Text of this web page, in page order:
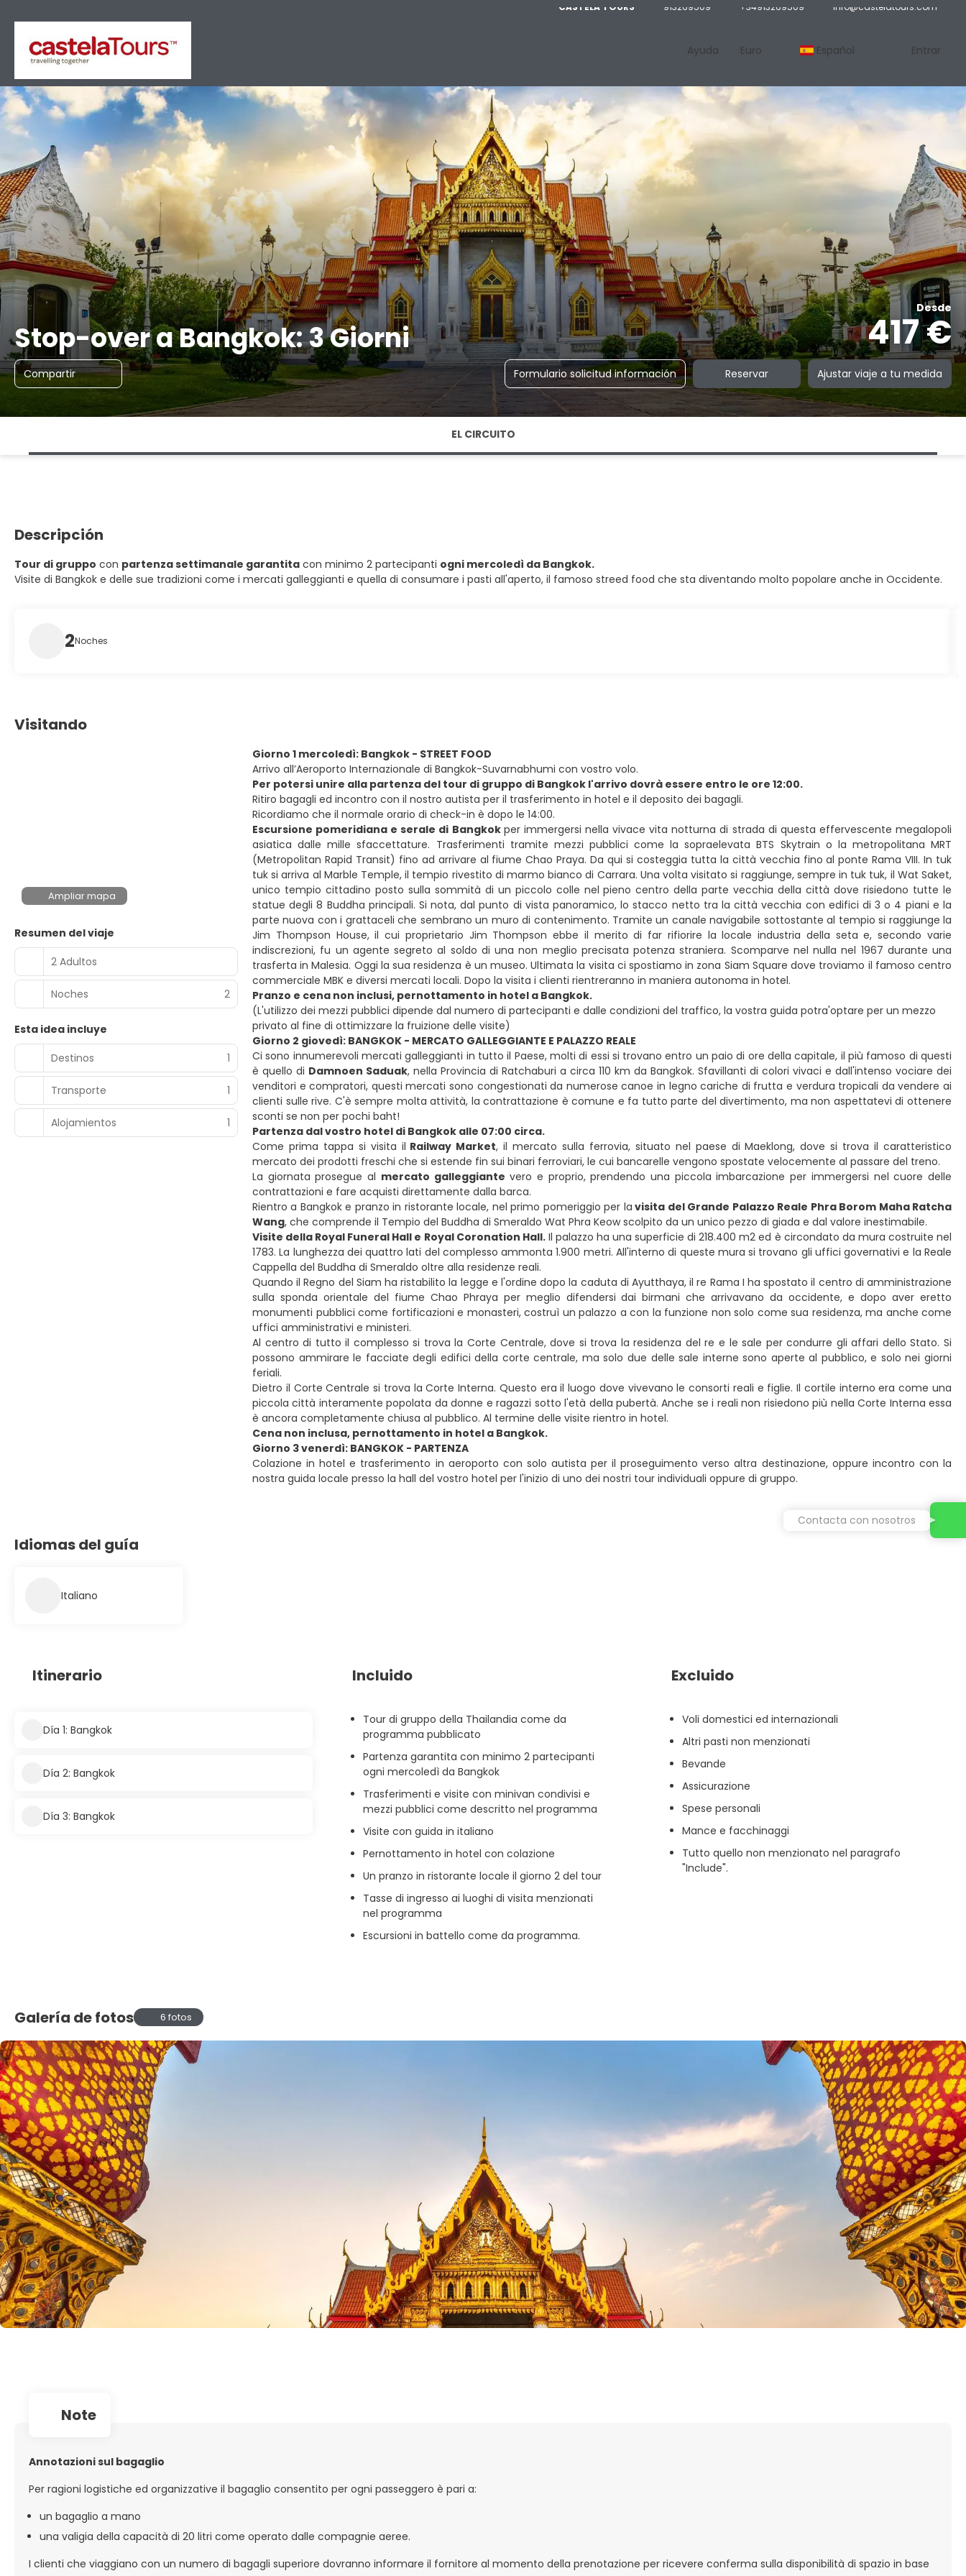
CASTELA TOURS 913269509 +34913269509 info@castelatours.com
Ayuda Euro Español Entrar
Stop-over a Bangkok: 3 Giorni
Desde
417 €
Compartir Formulario solicitud información Reservar Ajustar viaje a tu medida
EL CIRCUITO
Descripción
Tour di gruppo con partenza settimanale garantita con minimo 2 partecipanti ogni mercoledì da Bangkok.
Visite di Bangkok e delle sue tradizioni come i mercati galleggianti e quella di consumare i pasti all'aperto, il famoso streed food che sta diventando molto popolare anche in Occidente.
2Noches
Visitando
Ampliar mapa
Resumen del viaje
2 Adultos
Noches 2
Esta idea incluye
Destinos
1
Transporte 1
Alojamientos 1
Giorno 1 mercoledì: Bangkok - STREET FOOD
Arrivo all’Aeroporto Internazionale di Bangkok-Suvarnabhumi con vostro volo.
Per potersi unire alla partenza del tour di gruppo di Bangkok l'arrivo dovrà essere entro le ore 12:00.
Ritiro bagagli ed incontro con il nostro autista per il trasferimento in hotel e il deposito dei bagagli.
Ricordiamo che il normale orario di check-in è dopo le 14:00.
Escursione pomeridiana e serale di Bangkok per immergersi nella vivace vita notturna di strada di questa effervescente megalopoli
asiatica dalle mille sfaccettature. Trasferimenti tramite mezzi pubblici come la sopraelevata BTS Skytrain o la metropolitana MRT
(Metropolitan Rapid Transit) fino ad arrivare al fiume Chao Praya. Da qui si costeggia tutta la città vecchia fino al ponte Rama VIII. In tuk
tuk si arriva al Marble Temple, il tempio rivestito di marmo bianco di Carrara. Una volta visitato si raggiunge, sempre in tuk tuk, il Wat Saket,
unico tempio cittadino posto sulla sommità di un piccolo colle nel pieno centro della parte vecchia della città dove risiedono tutte le
statue degli 8 Buddha principali. Si nota, dal punto di vista panoramico, lo stacco netto tra la città vecchia con edifici di 3 o 4 piani e la
parte nuova con i grattaceli che sembrano un muro di contenimento. Tramite un canale navigabile sottostante al tempio si raggiunge la
Jim Thompson House, il cui proprietario Jim Thompson ebbe il merito di far rifiorire la locale industria della seta e, secondo varie
indiscrezioni, fu un agente segreto al soldo di una non meglio precisata potenza straniera. Scomparve nel nulla nel 1967 durante una
trasferta in Malesia. Oggi la sua residenza è un museo. Ultimata la visita ci spostiamo in zona Siam Square dove troviamo il famoso centro
commerciale MBK e diversi mercati locali. Dopo la visita i clienti rientreranno in maniera autonoma in hotel.
Pranzo e cena non inclusi, pernottamento in hotel a Bangkok.
(L'utilizzo dei mezzi pubblici dipende dal numero di partecipanti e dalle condizioni del traffico, la vostra guida potra'optare per un mezzo
privato al fine di ottimizzare la fruizione delle visite)
Giorno 2 giovedì: BANGKOK - MERCATO GALLEGGIANTE E PALAZZO REALE
Ci sono innumerevoli mercati galleggianti in tutto il Paese, molti di essi si trovano entro un paio di ore della capitale, il più famoso di questi
è quello di Damnoen Saduak, nella Provincia di Ratchaburi a circa 110 km da Bangkok. Sfavillanti di colori vivaci e dall'intenso vociare dei
venditori e compratori, questi mercati sono congestionati da numerose canoe in legno cariche di frutta e verdura tropicali da vendere ai
clienti sulle rive. C'è sempre molta attività, la contrattazione è comune e fa tutto parte del divertimento, ma non aspettatevi di ottenere
sconti se non per pochi baht!
Partenza dal vostro hotel di Bangkok alle 07:00 circa.
Come prima tappa si visita il Railway Market, il mercato sulla ferrovia, situato nel paese di Maeklong, dove si trova il caratteristico
mercato dei prodotti freschi che si estende fin sui binari ferroviari, le cui bancarelle vengono spostate velocemente al passare del treno.
La giornata prosegue al mercato galleggiante vero e proprio, prendendo una piccola imbarcazione per immergersi nel cuore delle
contrattazioni e fare acquisti direttamente dalla barca.
Rientro a Bangkok e pranzo in ristorante locale, nel primo pomeriggio per la visita del Grande Palazzo Reale Phra Borom Maha Ratcha
Wang, che comprende il Tempio del Buddha di Smeraldo Wat Phra Keow scolpito da un unico pezzo di giada e dal valore inestimabile.
Visite della Royal Funeral Hall e Royal Coronation Hall.Il palazzo ha una superficie di 218.400 m2 ed è circondato da mura costruite nel
1783. La lunghezza dei quattro lati del complesso ammonta 1.900 metri. All'interno di queste mura si trovano gli uffici governativi e la Reale
Cappella del Buddha di Smeraldo oltre alla residenze reali.
Quando il Regno del Siam ha ristabilito la legge e l'ordine dopo la caduta di Ayutthaya, il re Rama I ha spostato il centro di amministrazione
sulla sponda orientale del fiume Chao Phraya per meglio difendersi dai birmani che arrivavano da occidente, e dopo aver eretto
monumenti pubblici come fortificazioni e monasteri, costruì un palazzo a con la funzione non solo come sua residenza, ma anche come
uffici amministrativi e ministeri.
Al centro di tutto il complesso si trova la Corte Centrale, dove si trova la residenza del re e le sale per condurre gli affari dello Stato. Si
possono ammirare le facciate degli edifici della corte centrale, ma solo due delle sale interne sono aperte al pubblico, e solo nei giorni
feriali.
Dietro il Corte Centrale si trova la Corte Interna. Questo era il luogo dove vivevano le consorti reali e figlie. Il cortile interno era come una
piccola città interamente popolata da donne e ragazzi sotto l'età della pubertà. Anche se i reali non risiedono più nella Corte Interna essa
è ancora completamente chiusa al pubblico. Al termine delle visite rientro in hotel.
Cena non inclusa, pernottamento in hotel a Bangkok.
Giorno 3 venerdì: BANGKOK - PARTENZA
Colazione in hotel e trasferimento in aeroporto con solo autista per il proseguimento verso altra destinazione, oppure incontro con la
nostra guida locale presso la hall del vostro hotel per l'inizio di uno dei nostri tour individuali oppure di gruppo.
Idiomas del guía
Italiano
Itinerario
Día 1: Bangkok
Día 2: Bangkok
Día 3: Bangkok
Incluido
Tour di gruppo della Thailandia come da
programma pubblicato
Partenza garantita con minimo 2 partecipanti
ogni mercoledì da Bangkok
Trasferimenti e visite con minivan condivisi e
mezzi pubblici come descritto nel programma
Visite con guida in italiano
Pernottamento in hotel con colazione
Un pranzo in ristorante locale il giorno 2 del tour
Tasse di ingresso ai luoghi di visita menzionati
nel programma
Escursioni in battello come da programma.
Excluido
Voli domestici ed internazionali
Altri pasti non menzionati
Bevande
Assicurazione
Spese personali
Mance e facchinaggi
Tutto quello non menzionato nel paragrafo
"Include".
Galería de fotos 6 fotos
note
Annotazioni sul bagaglio
Per ragioni logistiche ed organizzative il bagaglio consentito per ogni passeggero è pari a:
un bagaglio a mano
una valigia della capacità di 20 litri come operato dalle compagnie aeree.
I clienti che viaggiano con un numero di bagagli superiore dovranno informare il fornitore al momento della prenotazione per ricevere conferma sulla disponibilità di spazio in base
Contacta con nosotros